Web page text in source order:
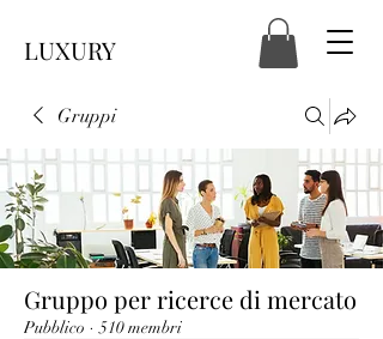
LUXURY
Gruppi
Gruppo per ricerce di mercato
Pubblico · 510 membri